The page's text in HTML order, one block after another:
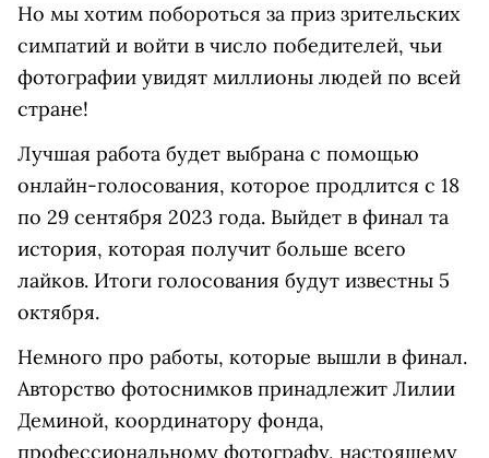
Но мы хотим побороться за приз зрительских
симпатий и войти в число победителей, чьи
фотографии увидят миллионы людей по всей
стране!
Лучшая работа будет выбрана с помощью
онлайн-голосования, которое продлится с 18
по 29 сентября 2023 года. Выйдет в финал та
история, которая получит больше всего
лайков. Итоги голосования будут известны 5
октября.
Немного про работы, которые вышли в финал.
Авторство фотоснимков принадлежит Лилии
Деминой, координатору фонда,
профессиональному фотографу, настоящему